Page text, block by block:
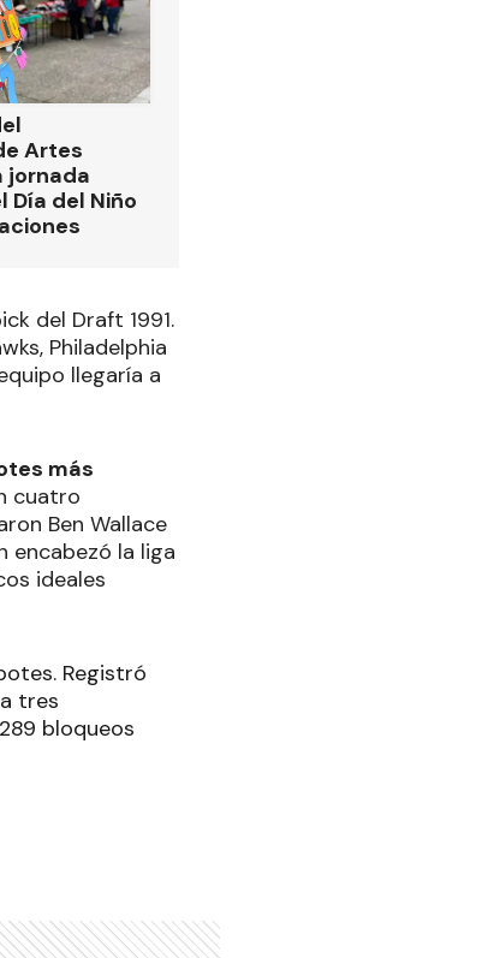
Artes
jornada
Día del Niño
del Draft 1991.
Philadelphia
llegaría a
más
cuatro
Ben Wallace
encabezó la liga
ideales
Registró
tres
bloqueos